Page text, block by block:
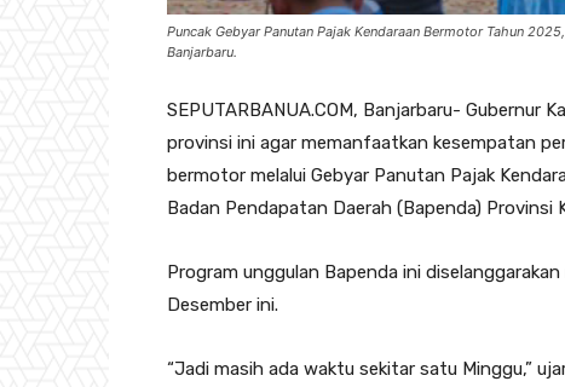
Puncak Gebyar Panutan Pajak Kendaraan Bermotor Tahun
Banjarbaru.
SEPUTARBANUA.COM, Banjarbaru- Gubernur
provinsi ini agar memanfaatkan kesempatan
bermotor melalui Gebyar Panutan Pajak
Badan Pendapatan Daerah (Bapenda) Provinsi
Program unggulan Bapenda ini
Desember ini.
“Jadi masih ada waktu sekitar satu Minggu,”